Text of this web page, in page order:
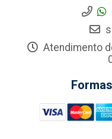
Atendimento